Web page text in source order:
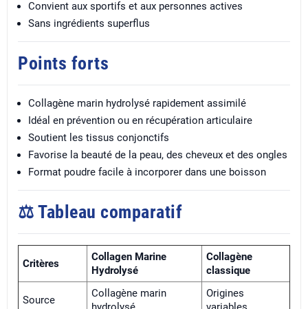
Convient aux sportifs et aux personnes actives
Sans ingrédients superflus
Points forts
Collagène marin hydrolysé rapidement assimilé
Idéal en prévention ou en récupération articulaire
Soutient les tissus conjonctifs
Favorise la beauté de la peau, des cheveux et des ongles
Format poudre facile à incorporer dans une boisson
⚖️ Tableau comparatif
Critères
Collagen Marine
Hydrolysé
Collagène
classique
Source
Collagène marin
Origines